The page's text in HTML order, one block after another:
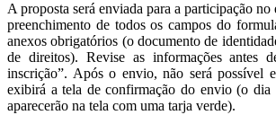
A proposta será enviada para a participação no
preenchimento de todos os campos do
anexos obrigatórios (o documento de
de direitos). Revise as informações antes
inscrição”. Após o envio, não será possível
exibirá a tela de confirmação do envio (o
aparecerão na tela com uma tarja verde).